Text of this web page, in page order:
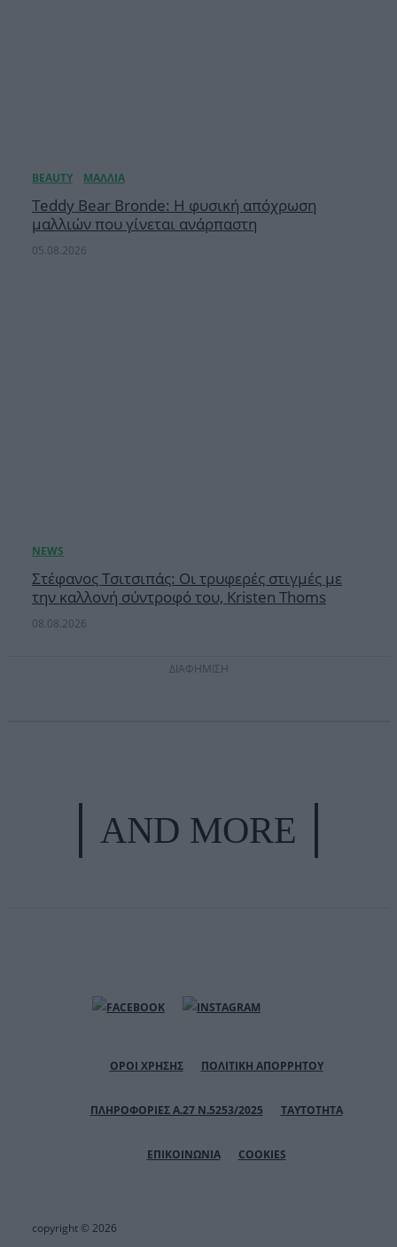
Teddy Bear Bronde: Η φυσική απόχρωση
μαλλιών που γίνεται ανάρπαστη
05.08.2026
Στέφανος Τσιτσιπάς: Οι τρυφερές στιγμές με
την καλλονή σύντροφό του, Kristen Thoms
08.08.2026
ΔΙΑΦΗΜΙΣΗ
AND MORE
ΟΡΟΙ ΧΡΗΣΗΣ ΠΟΛΙΤΙΚΗ ΑΠΟΡΡΗΤΟΥ
ΠΛΗΡΟΦΟΡΙΕΣ Α.27 Ν.5253/2025 ΤΑΥΤΟΤΗΤΑ
ΕΠΙΚΟΙΝΩΝΙΑ COOKIES
copyright © 2026